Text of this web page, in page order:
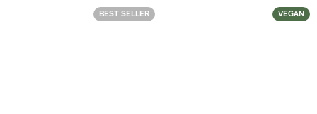
BEST SELLER VEGAN